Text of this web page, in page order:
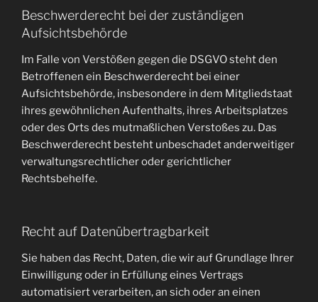
Beschwerderecht bei der zuständigen
Aufsichtsbehörde
Im Falle von Verstößen gegen die DSGVO steht den
Betroffenen ein Beschwerderecht bei einer
Aufsichtsbehörde, insbesondere in dem Mitgliedstaat
ihres gewöhnlichen Aufenthalts, ihres Arbeitsplatzes
oder des Orts des mutmaßlichen Verstoßes zu. Das
Beschwerderecht besteht unbeschadet anderweitiger
verwaltungsrechtlicher oder gerichtlicher
Rechtsbehelfe.
Recht auf Datenübertragbarkeit
Sie haben das Recht, Daten, die wir auf Grundlage Ihrer
Einwilligung oder in Erfüllung eines Vertrags
automatisiert verarbeiten, an sich oder an einen